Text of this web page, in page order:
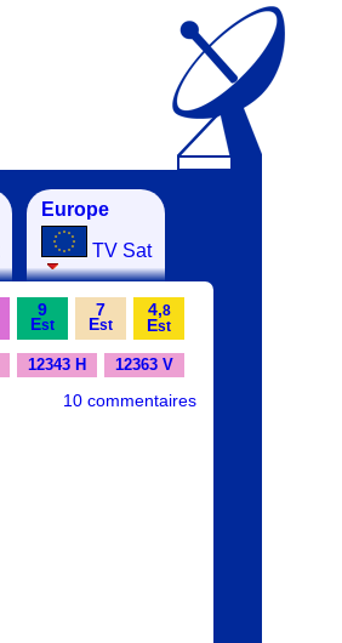
Europe
TV Sat
9
Est
7
Est
4,8
Est
12343 H 12363 V
10 commentaires